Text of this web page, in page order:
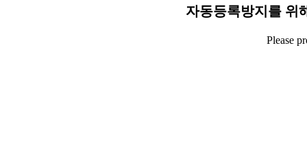
자동등록방지를 위
Please